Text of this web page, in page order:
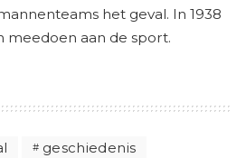
het geval. In 1938
meedoen aan de sport.
geschiedenis